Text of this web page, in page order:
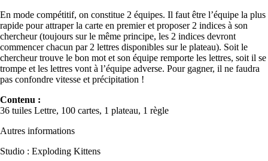
En mode compétitif, on constitue 2 équipes. Il faut être l’équipe la plus
rapide pour attraper la carte en premier et proposer 2 indices à son
chercheur (toujours sur le même principe, les 2 indices devront
commencer chacun par 2 lettres disponibles sur le plateau). Soit le
chercheur trouve le bon mot et son équipe remporte les lettres, soit il se
trompe et les lettres vont à l’équipe adverse. Pour gagner, il ne faudra
pas confondre vitesse et précipitation !
Contenu :
36 tuiles Lettre, 100 cartes, 1 plateau, 1 règle
Autres informations
Studio : Exploding Kittens